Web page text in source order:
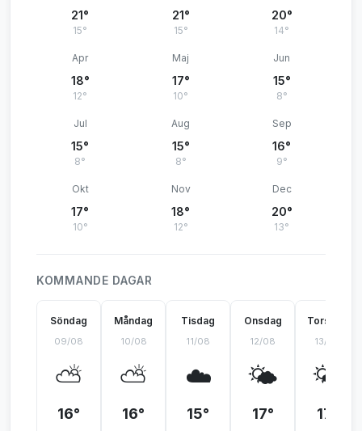
21°
15°
21°
15°
20°
14°
Apr
18°
12°
Maj
17°
10°
Jun
15°
8°
Jul
15°
8°
Aug
15°
8°
Sep
16°
9°
Okt
17°
10°
Nov
18°
12°
Dec
20°
13°
KOMMANDE DAGAR
Söndag
09/08
⛅
16°
Måndag
10/08
⛅
16°
Tisdag
11/08
☁️
15°
Onsdag
12/08
🌤️
17°
Torsdag
13/08
🌤️
17°